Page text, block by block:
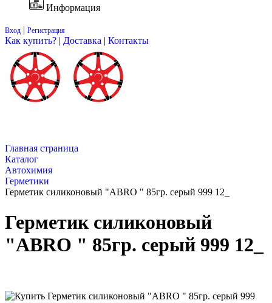
Информация
Вход | Регистрация
Как купить? | Доставка | Контакты
Главная страница
Каталог
Автохимия
Герметики
Герметик силиконовый "АBRO " 85гр. серый 999 12_
Герметик силиконовый
"АBRO " 85гр. серый 999 12_